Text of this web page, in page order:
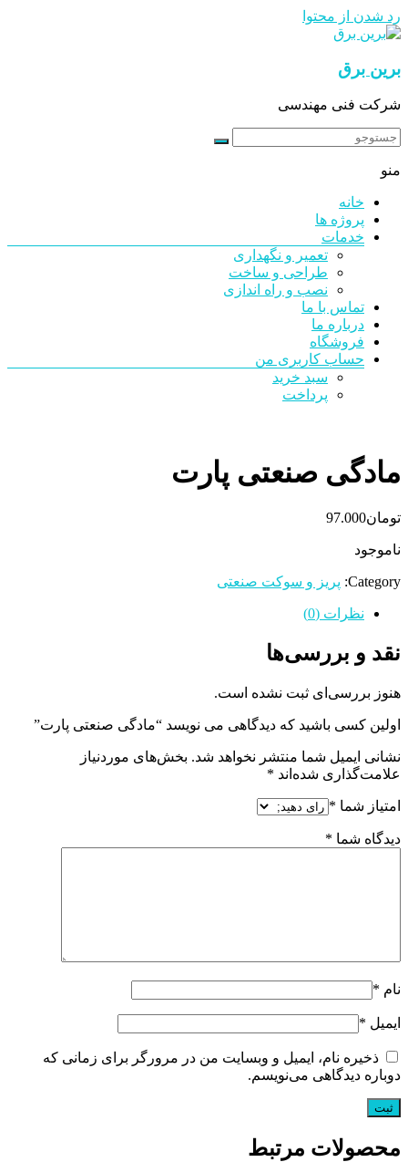
رد شدن از محتوا
برین برق
شرکت فنی مهندسی
منو
خانه
پروژه ها
خدمات
تعمیر و نگهداری
طراحی و ساخت
نصب و راه اندازی
تماس با ما
درباره ما
فروشگاه
حساب کاربری من
سبد خرید
پرداخت
مادگی صنعتی پارت
تومان97.000
ناموجود
Category: پریز و سوکت صنعتی
نظرات (0)
نقد و بررسی‌ها
هنوز بررسی‌ای ثبت نشده است.
اولین کسی باشید که دیدگاهی می نویسد “مادگی صنعتی پارت”
نشانی ایمیل شما منتشر نخواهد شد. بخش‌های موردنیاز
علامت‌گذاری شده‌اند *
امتیاز شما *
دیدگاه شما *
نام *
ایمیل *
ذخیره نام، ایمیل و وبسایت من در مرورگر برای زمانی که
دوباره دیدگاهی می‌نویسم.
محصولات مرتبط